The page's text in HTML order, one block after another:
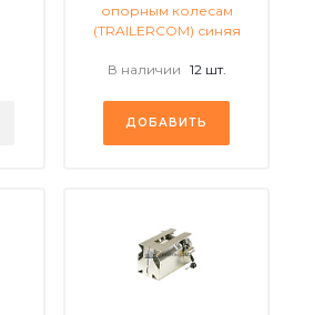
опорным колесам
(TRAILERCOM) синяя
В наличии 12 шт.
ДОБАВИТЬ